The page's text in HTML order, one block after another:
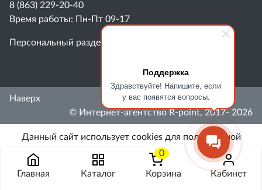
Поддержка
Здравствуйте! Напишите, если
у вас появятся вопросы.
8 (863) 229-20-40
Время работы: Пн-Пт 09-17
Персональный раздел
Наверх
© Интернет-агентство R-point, 2017- 2026
Главная Каталог
0
Корзина Кабинет
Данный сайт использует cookies для полноценной
работы. Вам нужно принять это, либо покинуть сайт.
Принимаю